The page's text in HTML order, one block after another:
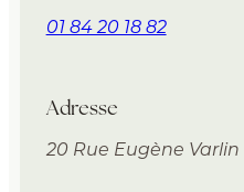
01 84 20 18 82
Adresse
20 Rue Eugène Varlin